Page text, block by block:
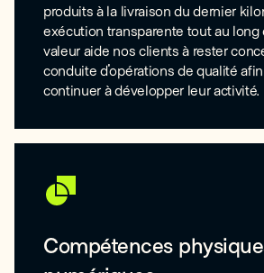
produits à la livraison du dernier
exécution transparente tout au long
valeur aide nos clients à rester
conduite d'opérations de qualité
continuer à développer leur activité.
Compétences